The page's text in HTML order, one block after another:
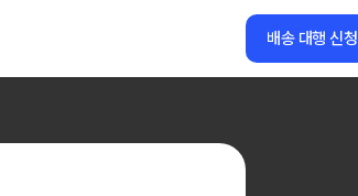
배송 대행 신청